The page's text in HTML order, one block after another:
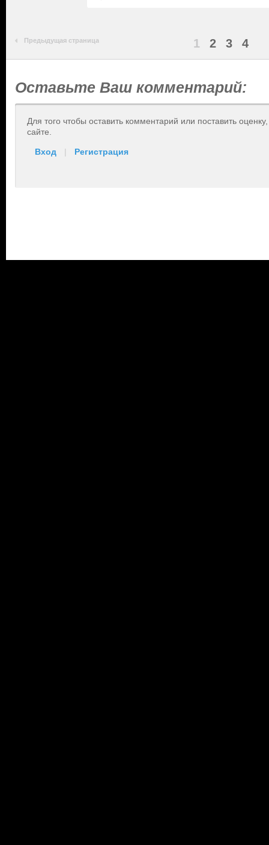
Предыдущая страница 1 2 3 4
Оставьте Ваш комментарий:
Для того чтобы оставить комментарий или поставить
сайте.
Вход | Регистрация